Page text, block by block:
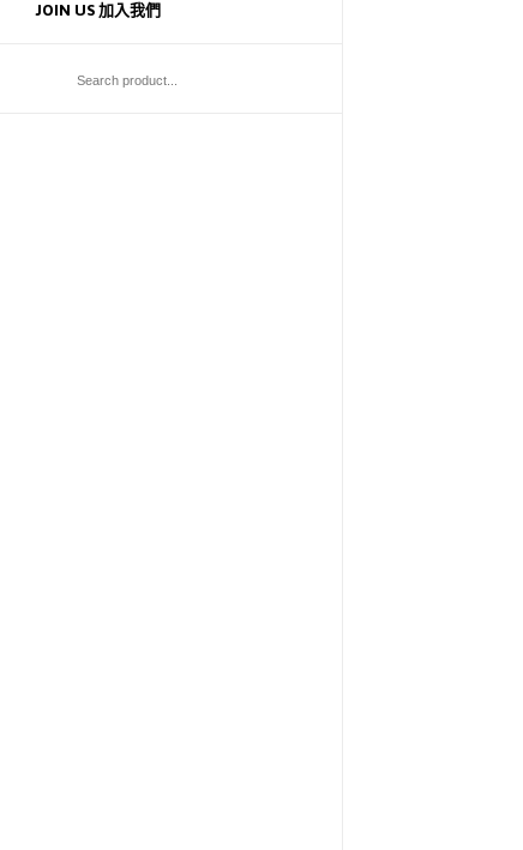
JOIN US 加入我們